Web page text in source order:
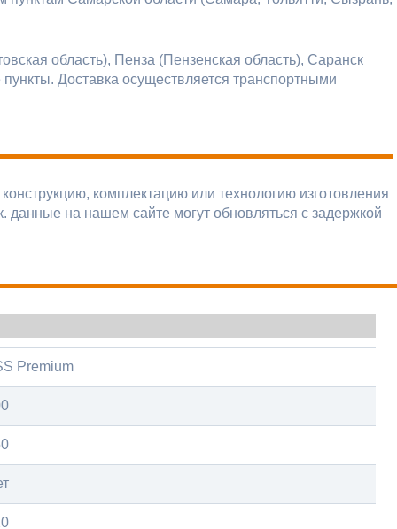
область), Пенза (Пензенская область), Саранск
Доставка осуществляется транспортными
комплектацию или технологию изготовления
данные на нашем сайте могут обновляться с задержкой
Premium